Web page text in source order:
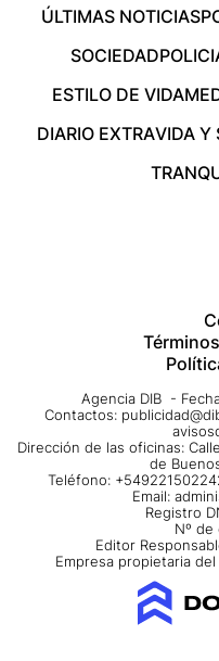
ÚLTIMAS NOTICIAS
SOCIEDAD
ESTILO DE VIDA
DIARIO EXTRAVIDA Y
Agencia DIB -
Contactos:
Dirección de las oficinas:
de
Teléfono:
Email:
Registro
Nº de
Editor
Empresa propietaria